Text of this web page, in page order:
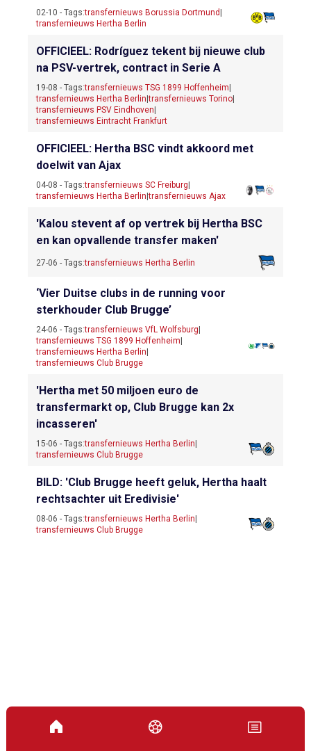
02-10 - Tags:transfernieuws Borussia Dortmund |
transfernieuws Hertha Berlin
OFFICIEEL: Rodríguez tekent bij nieuwe club
na PSV-vertrek, contract in Serie A
19-08 - Tags:transfernieuws TSG 1899 Hoffenheim|
transfernieuws Hertha Berlin|transfernieuws Torino|
transfernieuws PSV Eindhoven|
transfernieuws Eintracht Frankfurt
OFFICIEEL: Hertha BSC vindt akkoord met
doelwit van Ajax
04-08 - Tags:transfernieuws SC Freiburg|
transfernieuws Hertha Berlin|transfernieuws Ajax
'Kalou stevent af op vertrek bij Hertha BSC
en kan opvallende transfer maken'
27-06 - Tags:transfernieuws Hertha Berlin
‘Vier Duitse clubs in de running voor
sterkhouder Club Brugge’
24-06 - Tags:transfernieuws VfL Wolfsburg|
transfernieuws TSG 1899 Hoffenheim|
transfernieuws Hertha Berlin|
transfernieuws Club Brugge
'Hertha met 50 miljoen euro de
transfermarkt op, Club Brugge kan 2x
incasseren'
15-06 - Tags:transfernieuws Hertha Berlin|
transfernieuws Club Brugge
BILD: 'Club Brugge heeft geluk, Hertha haalt
rechtsachter uit Eredivisie'
08-06 - Tags:transfernieuws Hertha Berlin|
transfernieuws Club Brugge